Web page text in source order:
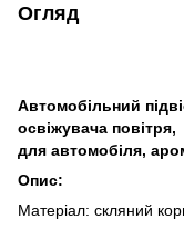
Огляд
Автомобільний
освіжувача
для автомобіля,
Опис:
Матеріал: скляний